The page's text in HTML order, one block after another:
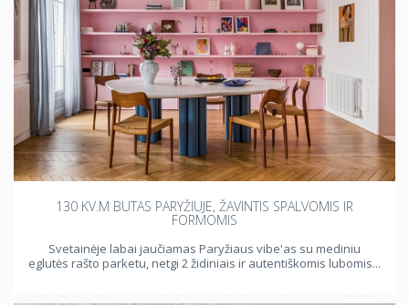
130 KV.M BUTAS PARYŽIUJE, ŽAVINTIS SPALVOMIS IR
FORMOMIS
Svetainėje labai jaučiamas Paryžiaus vibe'as su mediniu
eglutės rašto parketu, netgi 2 židiniais ir autentiškomis lubomis...